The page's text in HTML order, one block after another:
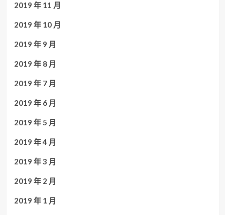
2019 年 11 月
2019 年 10 月
2019 年 9 月
2019 年 8 月
2019 年 7 月
2019 年 6 月
2019 年 5 月
2019 年 4 月
2019 年 3 月
2019 年 2 月
2019 年 1 月